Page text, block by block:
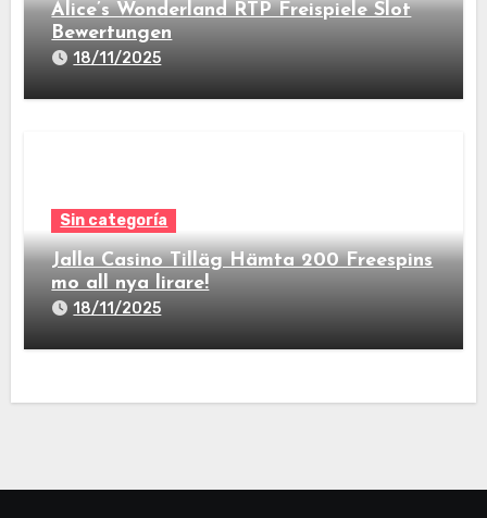
Alice’s Wonderland RTP Freispiele Slot
Bewertungen
18/11/2025
Sin categoría
Jalla Casino Tilläg Hämta 200 Freespins
mo all nya lirare!
18/11/2025